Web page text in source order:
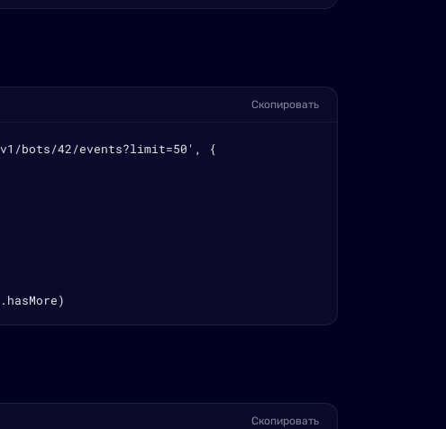
Скопировать
bots/42/events?limit=50', {
Скопировать